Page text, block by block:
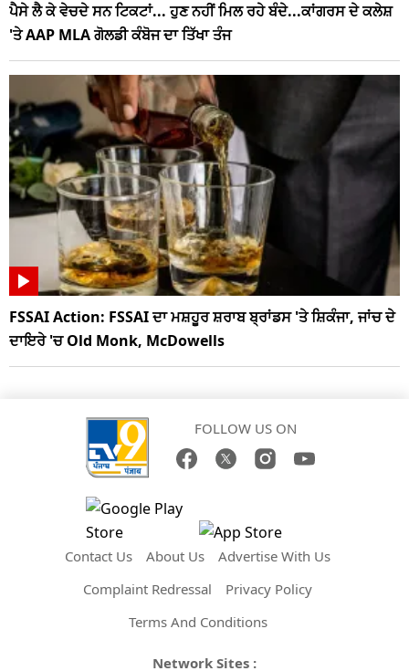
ਪੈਸੇ ਲੈ ਕੇ ਵੇਚਦੇ ਸਨ ਟਿਕਟਾਂ... ਹੁਣ ਨਹੀਂ ਮਿਲ ਰਹੇ ਬੰਦੇ...ਕਾਂਗਰਸ ਦੇ ਕਲੇਸ਼
'ਤੇ AAP MLA ਗੋਲਡੀ ਕੰਬੋਜ ਦਾ ਤਿੱਖਾ ਤੰਜ
FSSAI Action: FSSAI ਦਾ ਮਸ਼ਹੂਰ ਸ਼ਰਾਬ ਬ੍ਰਾਂਡਸ 'ਤੇ ਸ਼ਿਕੰਜਾ, ਜਾਂਚ ਦੇ
ਦਾਇਰੇ 'ਚ Old Monk, McDowells
FOLLOW US ON
Contact Us About Us
Advertise With Us
Complaint Redressal
Privacy Policy
Terms And Conditions
Network Sites :